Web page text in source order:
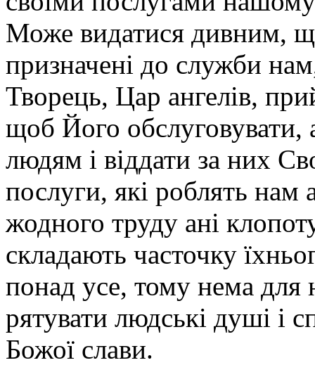
Може видатися дивним,
призначені до служби
Творець, Цар ангелів,
щоб Його
людям і віддати за них
послуги, які роблять нам
жодного труду ані
складають часточку
понад усе, тому нема для
рятувати людські душі і
Божої слави.